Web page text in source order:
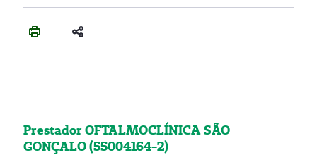
Prestador OFTALMOCLÍNICA SÃO
GONÇALO (55004164-2)